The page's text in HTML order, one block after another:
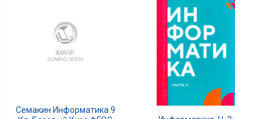
Семакин Информатика 9